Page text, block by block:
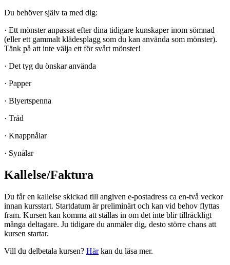
Du behöver själv ta med dig:
· Ett mönster anpassat efter dina tidigare kunskaper inom sömnad
(eller ett gammalt klädesplagg som du kan använda som mönster).
Tänk på att inte välja ett för svårt mönster!
· Det tyg du önskar använda
· Papper
· Blyertspenna
· Tråd
· Knappnålar
· Synålar
Kallelse/Faktura
Du får en kallelse skickad till angiven e-postadress ca en-två veckor
innan kursstart. Startdatum är preliminärt och kan vid behov flyttas
fram. Kursen kan komma att ställas in om det inte blir tillräckligt
många deltagare. Ju tidigare du anmäler dig, desto större chans att
kursen startar.
Vill du delbetala kursen? Härkan du läsa mer.